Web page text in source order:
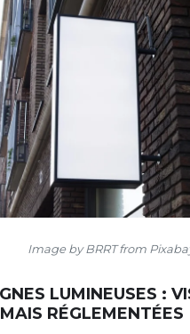
Image by BRRT from
LUMINEUSES :
RÉGLEMENTÉES